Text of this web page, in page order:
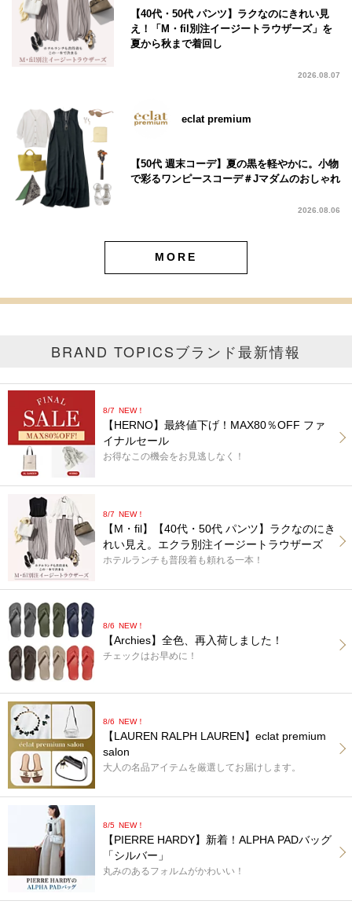
【40代・50代 パンツ】ラクなのにきれい見
え！「M・fil別注イージートラウザーズ」を
夏から秋まで着回し
2026.08.07
eclat premium
【50代 週末コーデ】夏の黒を軽やかに。小物
で彩るワンピースコーデ＃Jマダムのおしゃれ
2026.08.06
MORE
BRAND TOPICSブランド最新情報
8/7 NEW！
【HERNO】最終値下げ！MAX80％OFF ファ
イナルセール
お得なこの機会をお見逃しなく！
8/7 NEW！
【M・fil】【40代・50代 パンツ】ラクなのにき
れい見え。エクラ別注イージートラウザーズ
ホテルランチも普段着も頼れる一本！
8/6 NEW！
【Archies】全色、再入荷しました！
チェックはお早めに！
8/6 NEW！
【LAUREN RALPH LAUREN】eclat premium
salon
大人の名品アイテムを厳選してお届けします。
8/5 NEW！
【PIERRE HARDY】新着！ALPHA PADバッグ
「シルバー」
丸みのあるフォルムがかわいい！